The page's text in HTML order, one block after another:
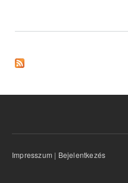
Impresszum | Bejelentkezés